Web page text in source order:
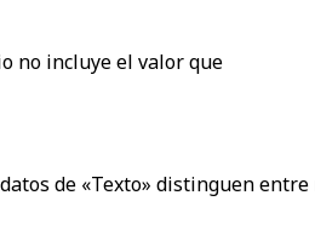
no incluyeel valor que
de «Texto» distinguen entre